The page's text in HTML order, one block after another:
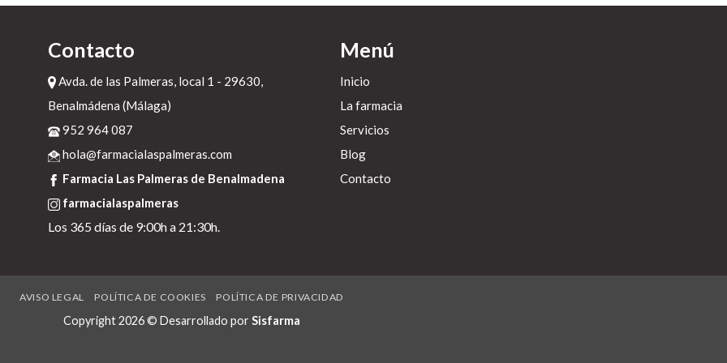
Contacto
Avda. de las Palmeras, local 1 - 29630,
Benalmádena (Málaga)
952 964 087
hola@farmacialaspalmeras.com
Farmacia Las Palmeras de Benalmadena
farmacialaspalmeras
Los 365 días de 9:00h a 21:30h.
Menú
Inicio
La farmacia
Servicios
Blog
Contacto
AVISO LEGAL POLÍTICA DE COOKIES POLÍTICA DE PRIVACIDAD
Copyright 2026 © Desarrollado por Sisfarma